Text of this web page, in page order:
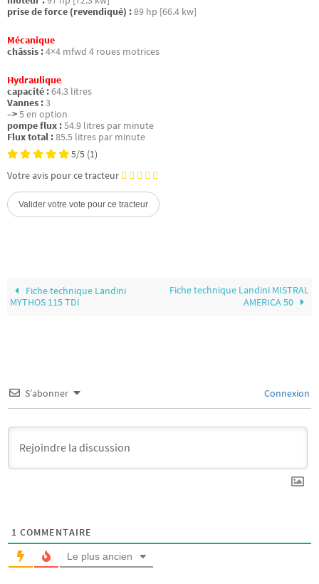
prise de force (revendiqué) :89 hp [66.4 kw]
Mécanique
châssis :4×4 mfwd 4 roues motrices
Hydraulique
capacité :64.3 litres
Vannes :3
–>5 en option
pompe flux :54.9 litres par minute
Flux total :85.5 litres par minute
5/5 (1)
Votre avis pour ce tracteur
Fiche technique Landini
MYTHOS 115 TDI
Fiche technique Landini MISTRAL
AMERICA 50
S’abonner Connexion
1 COMMENTAIRE
Le plus ancien